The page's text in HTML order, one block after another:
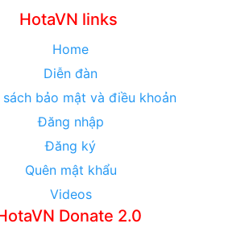
HotaVN links
Home
Diễn đàn
sách bảo mật và điều khoản
Đăng nhập
Đăng ký
Quên mật khẩu
Videos
Donate 2.0